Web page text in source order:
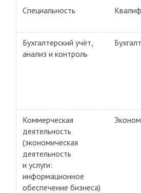
Специальность
Бухгалтерский учёт,
анализ и контроль
Коммерческая
деятельность
(экономическая
деятельность
и услуги:
информационное
обеспечение бизнеса)